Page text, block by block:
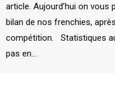
article. Aujourd’hui on vous
bilan de nos frenchies,
compétition. Statistiques
pas en…